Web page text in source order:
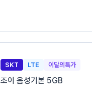
SKT LTE 이달의특가
조이 음성기본 5GB